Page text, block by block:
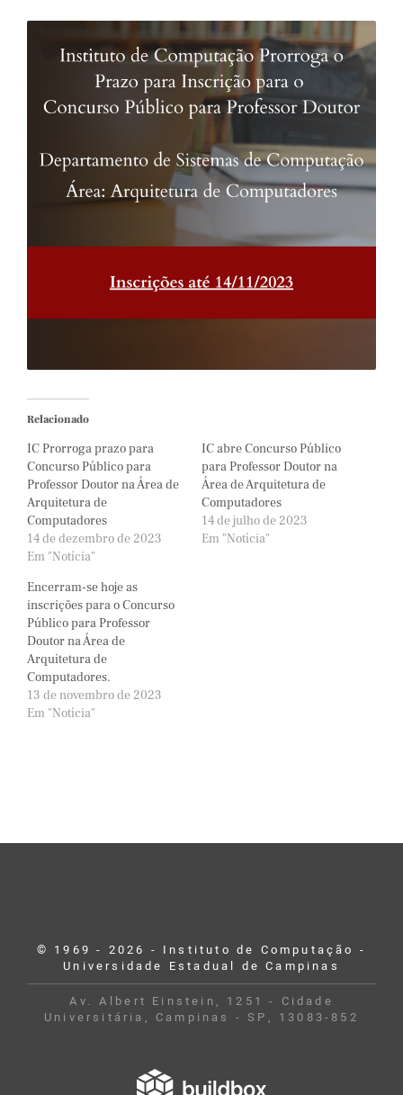
Relacionado
IC Prorroga prazo para
Concurso Público para
Professor Doutor na Área de
Arquitetura de
Computadores
14 de dezembro de 2023
Em "Notícia"
IC abre Concurso Público
para Professor Doutor na
Área de Arquitetura de
Computadores
14 de julho de 2023
Em "Notícia"
Encerram-se hoje as
inscrições para o Concurso
Público para Professor
Doutor na Área de
Arquitetura de
Computadores.
13 de novembro de 2023
Em "Notícia"
© 1969 - 2026 - Instituto de Computação -
Universidade Estadual de Campinas
Av. Albert Einstein, 1251 - Cidade
Universitária, Campinas - SP, 13083-852